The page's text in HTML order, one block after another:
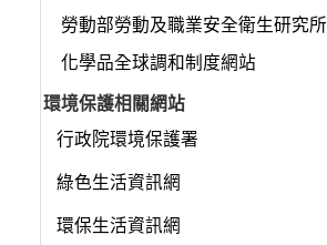
勞動部勞動及職業安全衛生研究所
化學品全球調和制度網站
環境保護相關網站
行政院環境保護署
綠色生活資訊網
環保生活資訊網